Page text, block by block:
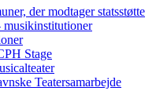
der modtager statsstøtte
Stage
Teatersamarbejde